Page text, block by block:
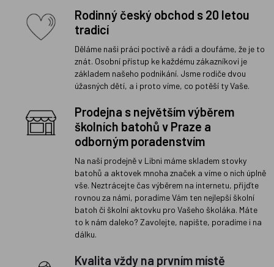
Rodinný český obchod s 20 letou
tradicí
Děláme naši práci poctivě a rádi a doufáme, že je to
znát. Osobní přístup ke každému zákazníkovi je
základem našeho podnikání. Jsme rodiče dvou
úžasných dětí, a i proto víme, co potěší ty Vaše.
Prodejna s největším výběrem
školních batohů v Praze a
odborným poradenstvím
Na naší prodejně v Libni máme skladem stovky
batohů a aktovek mnoha značek a víme o nich úplně
vše. Neztrácejte čas výběrem na internetu, přijďte
rovnou za námi, poradíme Vám ten nejlepší školní
batoh či školní aktovku pro Vašeho školáka. Máte
to k nám daleko? Zavolejte, napište, poradíme i na
dálku.
Kvalita vždy na prvním místě